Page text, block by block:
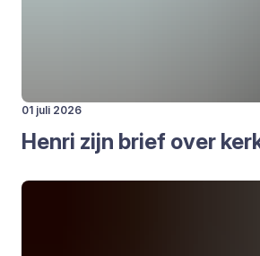
01 juli 2026
Hen­ri zijn brief over